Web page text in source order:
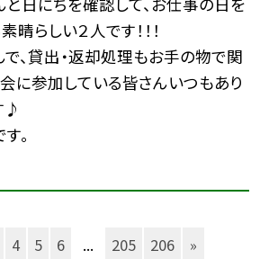
晴らしい２人です！！！
、貸出・返却処理もお手の物で関
に参加している皆さんいつもあり
♪
。
4 5 6 ... 205 206 »